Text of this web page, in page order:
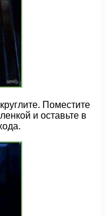
Поместите
и оставьте в